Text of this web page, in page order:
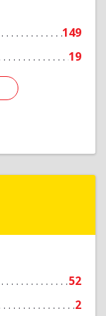
149
19
Подробнее
52
2
Подробнее